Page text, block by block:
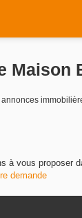
Maison
à vous proposer
demande